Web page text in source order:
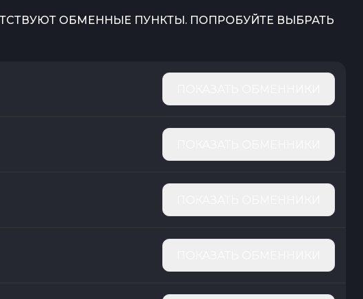
ОБМЕННЫЕ ПУНКТЫ. ПОПРОБУЙТЕ ВЫБРАТЬ